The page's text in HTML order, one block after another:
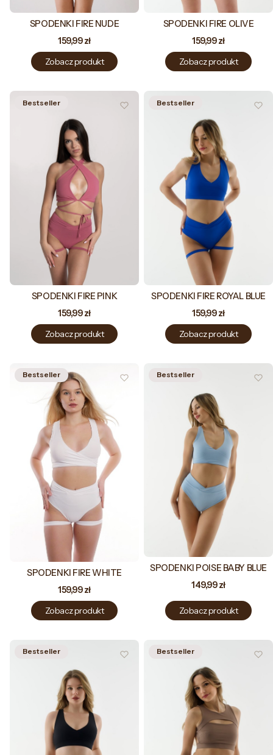
SPODENKI FIRE NUDE
Cena
159,99 zł
Zobacz produkt
SPODENKI FIRE OLIVE
Cena
159,99 zł
Zobacz produkt
Bestseller
SPODENKI FIRE PINK
Cena
159,99 zł
Zobacz produkt
Bestseller
SPODENKI FIRE ROYAL BLUE
Cena
159,99 zł
Zobacz produkt
Bestseller
SPODENKI FIRE WHITE
Cena
159,99 zł
Zobacz produkt
Bestseller
SPODENKI POISE BABY BLUE
Cena
149,99 zł
Zobacz produkt
Bestseller Bestseller